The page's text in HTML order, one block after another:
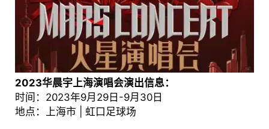
2023华晨宇上海演唱会演出信息：
时间：2023年9月29日-9月30日
地点：上海市 | 虹口足球场